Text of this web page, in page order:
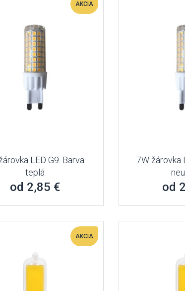
AKCIA
LED G9. Barva:
teplá
od 2,85 €
7W žárovka
od
AKCIA